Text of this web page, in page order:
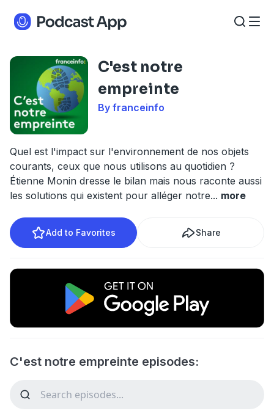
C'est notre
empreinte
By franceinfo
Quel est l'impact sur l'environnement de nos objets
courants, ceux que nous utilisons au quotidien ?
Étienne Monin dresse le bilan mais nous raconte aussi
les solutions qui existent pour alléger notre... more
Add to Favorites Share
C'est notre empreinte episodes: